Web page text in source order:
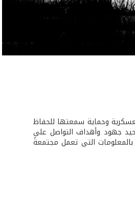
الإيجابية للمؤسسة العسكرية وحماية سمعتها للحفاظ
جهود وأهداف التواصل على
التي تعمل مجتمعةً